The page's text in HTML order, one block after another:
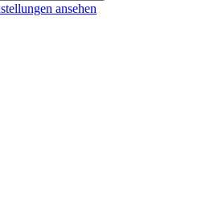
ansehen